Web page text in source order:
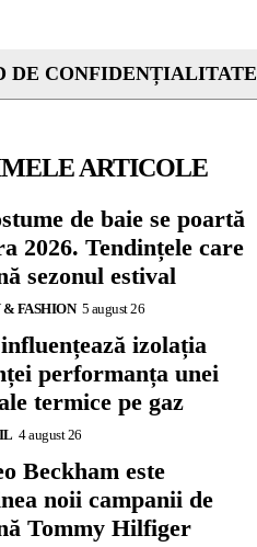
DE CONFIDENȚIALITATE
ARTICOLE
de baie se poartă
2026. Tendințele care
sezonul estival
FASHION 5 august 26
izolația
performanța unei
termice pe gaz
4 august 26
Beckham este
noii campanii de
Tommy Hilfiger